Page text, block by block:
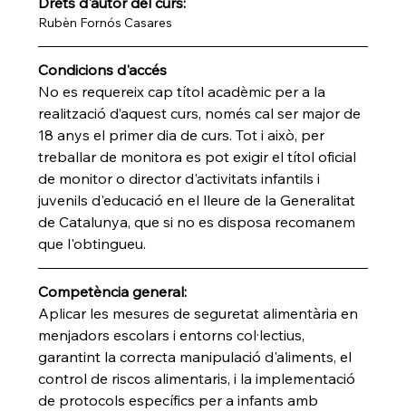
Rubèn Fornós Casares
Condicions d'accés
No es requereix cap títol acadèmic per a la
realització d’aquest curs, només cal ser major de
18 anys el primer dia de curs. Tot i això, per
treballar de monitora es pot exigir el títol oficial
de monitor o director d'activitats infantils i
juvenils d'educació en el lleure de la Generalitat
de Catalunya, que si no es disposa recomanem
que l'obtingueu.
Competència general:
Aplicar les mesures de seguretat alimentària en
menjadors escolars i entorns col·lectius,
garantint la correcta manipulació d'aliments, el
control de riscos alimentaris, i la implementació
de protocols específics per a infants amb